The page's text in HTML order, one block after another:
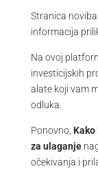
Stranica
informacija
Na ovoj
investicijskih
alate koji vam
odluka.
Ponovno,
za ulaganje
očekivanja i